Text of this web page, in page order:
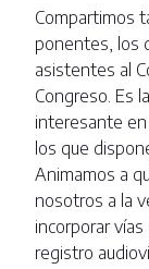
Compartimos
ponentes, los
asistentes al
Congreso. Es
interesante
los que
Animamos a
nosotros a la
incorporar
registro